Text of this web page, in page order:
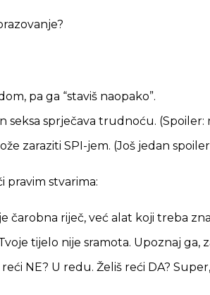
da vam se zahvalimo što ste odlučili
da vam se zahvalimo što ste odlučili
pa ga “staviš naopako”.
sprječava trudnoću. (Spoiler:
zaraziti SPI-jem. (Još jedan
pravim stvarima:
čarobna riječ, već alat koji treba
tijelo nije sramota. Upoznaj ga,
NE? U redu. Želiš reći DA?